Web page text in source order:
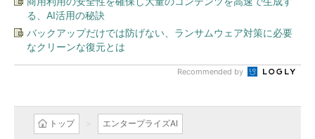
る、AI活用の秘訣
バックアップだけでは防げない、ランサムウェア対策に必要
なクリーンな復元とは
Recommended by
トップ エンタープライズAI